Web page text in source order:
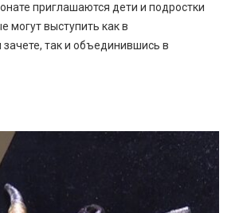
приглашаются дети и подростки
могут выступить как в
так и объединившись в